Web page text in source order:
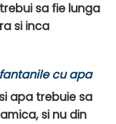
sa fie lunga
si inca
cu apa
apa trebuie sa
si nu din